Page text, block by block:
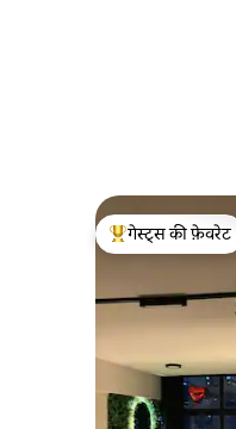
गेस्ट्स का टॉप
गेस्ट्स की फ़ेवरेट